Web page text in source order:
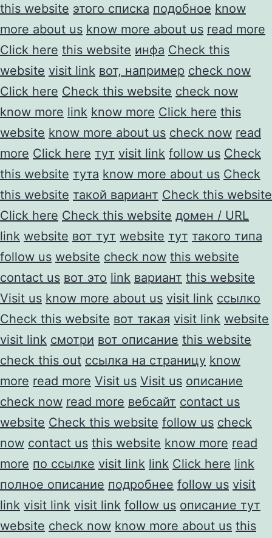
this website этого списка подобное know
more about us know more about us read more
Click here this website инфа Check this
website visit link вот, например check now
Click here Check this website check now
know more link know more Click here this
website know more about us check now read
more Click here тут visit link follow us Check
this website тута know more about us Check
this website такой вариант Check this website
Click here Check this website домен / URL
link website вот тут website тут такого типа
follow us website check now this website
contact us вот это link вариант this website
Visit us know more about us visit link ссылко
Check this website вот такая visit link website
visit link смотри вот описание this website
check this out ссылка на страницу know
more read more Visit us Visit us описание
check now read more вебсайт contact us
website Check this website follow us check
now contact us this website know more read
more по ссылке visit link link Click here link
полное описание подробнее follow us visit
link visit link visit link follow us описание тут
website check now know more about us this